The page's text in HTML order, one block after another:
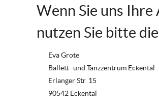
Wenn Sie uns
nutzen Sie bitte
Eva Grote
Ballett- und Tanzzentrum Eckental
Erlanger Str. 15
90542 Eckental